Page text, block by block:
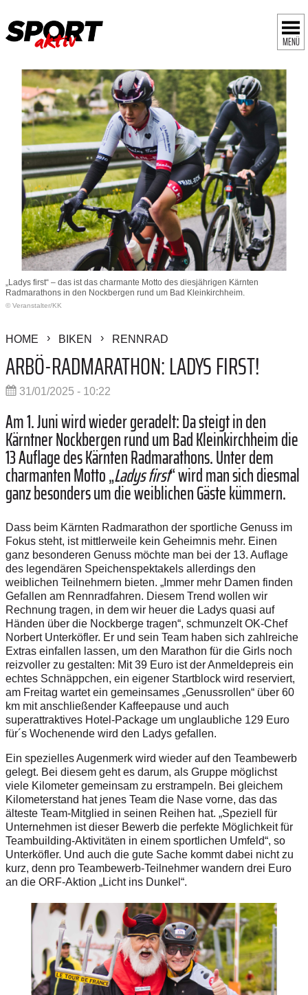
MENÜ
„Ladys first“ – das ist das charmante Motto des diesjährigen Kärnten
Radmarathons in den Nockbergen rund um Bad Kleinkirchheim.
© Veranstalter/KK
HOME BIKEN RENNRAD
ARBÖ-RADMARATHON: LADYS FIRST!
31/01/2025 - 10:22
Am 1. Juni wird wieder geradelt: Da steigt in den
Kärntner Nockbergen rund um Bad Kleinkirchheim die
13 Auflage des Kärnten Radmarathons. Unter dem
charmanten Motto „Ladys first“ wird man sich diesmal
ganz besonders um die weiblichen Gäste kümmern.
Dass beim Kärnten Radmarathon der sportliche Genuss im
Fokus steht, ist mittlerweile kein Geheimnis mehr. Einen
ganz besonderen Genuss möchte man bei der 13. Auflage
des legendären Speichenspektakels allerdings den
weiblichen Teilnehmern bieten. „Immer mehr Damen finden
Gefallen am Rennradfahren. Diesem Trend wollen wir
Rechnung tragen, in dem wir heuer die Ladys quasi auf
Händen über die Nockberge tragen“, schmunzelt OK-Chef
Norbert Unterköfler. Er und sein Team haben sich zahlreiche
Extras einfallen lassen, um den Marathon für die Girls noch
reizvoller zu gestalten: Mit 39 Euro ist der Anmeldepreis ein
echtes Schnäppchen, ein eigener Startblock wird reserviert,
am Freitag wartet ein gemeinsames „Genussrollen“ über 60
km mit anschließender Kaffeepause und auch
superattraktives Hotel-Package um unglaubliche 129 Euro
für´s Wochenende wird den Ladys gefallen.
Ein spezielles Augenmerk wird wieder auf den Teambewerb
gelegt. Bei diesem geht es darum, als Gruppe möglichst
viele Kilometer gemeinsam zu erstrampeln. Bei gleichem
Kilometerstand hat jenes Team die Nase vorne, das das
älteste Team-Mitglied in seinen Reihen hat. „Speziell für
Unternehmen ist dieser Bewerb die perfekte Möglichkeit für
Teambuilding-Aktivitäten in einem sportlichen Umfeld“, so
Unterköfler. Und auch die gute Sache kommt dabei nicht zu
kurz, denn pro Teambewerb-Teilnehmer wandern drei Euro
an die ORF-Aktion „Licht ins Dunkel“.